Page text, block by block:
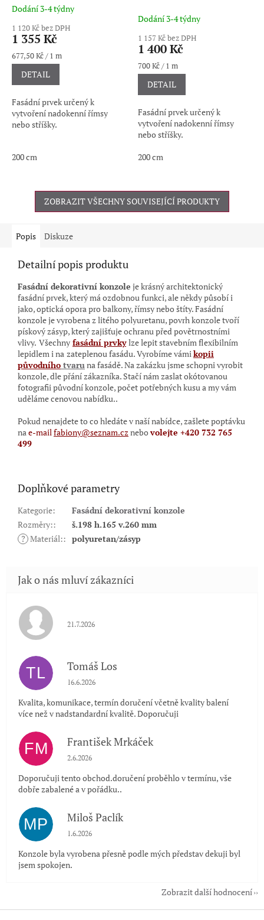
Průměrné
hodnocení
produktu
je
5,0
z
hvězdiček.
Dodání 3-4 týdny
1 120 Kč bez DPH
1 355 Kč
Měrná
cena:
677,50 Kč / 1 m
DETAIL
Fasádní prvek určený k
vytvoření nadokenní římsy
nebo stříšky.
200 cm
Dodání 3-4 týdny
1 157 Kč bez DPH
1 400 Kč
Měrná
cena:
700 Kč / 1 m
DETAIL
Fasádní prvek určený k
vytvoření nadokenní římsy
nebo stříšky.
200 cm
ZOBRAZIT VŠECHNY SOUVISEJÍCÍ PRODUKTY
Popis Diskuze
Detailní popis produktu
Fasádní dekorativní konzole je krásný architektonický
fasádní prvek, který má ozdobnou funkci, ale někdy působí i
jako, optická opora pro balkony, římsy nebo štíty. Fasádní
konzole je vyrobena z litého polyuretanu, povrh konzole tvoří
pískový zásyp, který zajišťujeochranu před povětrnostními
vlivy. Všechny fasádní prvky lze lepit stavebním flexibilním
lepidlem i na zateplenou fasádu. Vyrobíme vámikopii
původního tvaruna fasádě. Na zakázku jsme schopni vyrobit
konzole, dle přání zákazníka. Stačí nám zaslat okótovanou
fotografii původní konzole, počet potřebných kusu a my vám
uděláme cenovou nabídku..
Pokud nenajdete to co hledáte v naší nabídce, zašlete poptávku
nae-mailfabiony@seznam.cz nebovolejte +420 732 765
499
Doplňkové parametry
Kategorie:
Fasádní dekorativní konzole
Rozměry::
š.198 h.165 v.260 mm
? Materiál:: polyuretan/zásyp
Hodnocení obchodu je 5 z 5 hvězdiček.
21.7.2026
TL Tomáš Los
Hodnocení obchodu je 5 z 5 hvězdiček.
16.6.2026
Kvalita, komunikace, termín doručení včetně kvality balení
více než v nadstandardní kvalitě. Doporučuji
FM František Mrkáček
Hodnocení obchodu je 5 z 5 hvězdiček.
2.6.2026
Doporučuji tento obchod.doručení proběhlo v termínu, vše
dobře zabalené a v pořádku..
MP Miloš Paclík
Hodnocení obchodu je 5 z 5 hvězdiček.
1.6.2026
Konzole byla vyrobena přesně podle mých představ dekuji byl
jsem spokojen.
Zobrazit další hodnocení
Z